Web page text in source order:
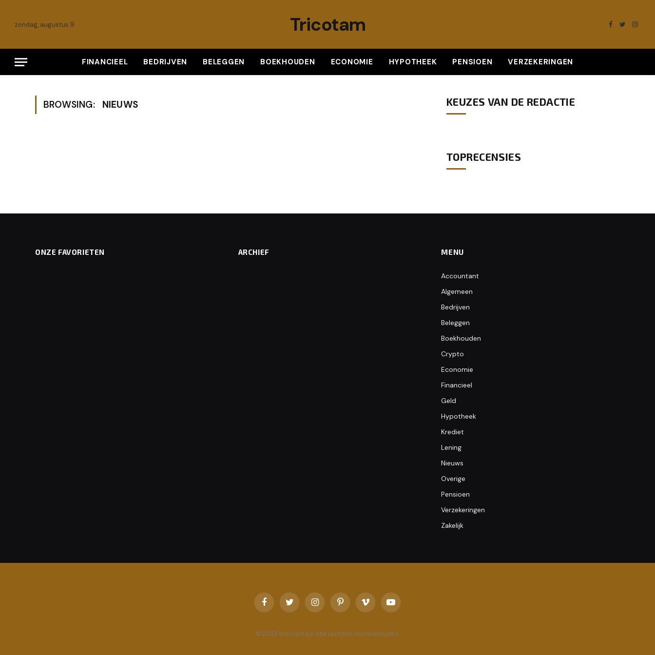
zondag, augustus 9 Tricotam Facebook
Twitter
FINANCIEEL BEDRIJVEN BELEGGEN BOEKHOUDEN ECONOMIE HYPOTHEEK PENSIOEN VERZEKERINGEN
BROWSING: NIEUWS KEUZES VAN DE REDACTIE
TOPRECENSIES
ONZE FAVORIETEN ARCHIEF MENU
Accountant
Algemeen
Bedrijven
Beleggen
Boekhouden
Crypto
Economie
Financieel
Geld
Hypotheek
Krediet
Lening
Nieuws
Overige
Pensioen
Verzekeringen
Zakelijk
FacebookTwitter InstagramPinterestVimeo YouTube
© 2023 tricotam.be Alle rechten voorbehouden.